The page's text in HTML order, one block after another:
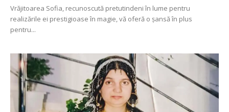
Vrăjitoarea Sofia, recunoscută pretutindeni în lume pentru
realizările ei prestigioase în magie, vă oferă o şansă în plus
pentru...